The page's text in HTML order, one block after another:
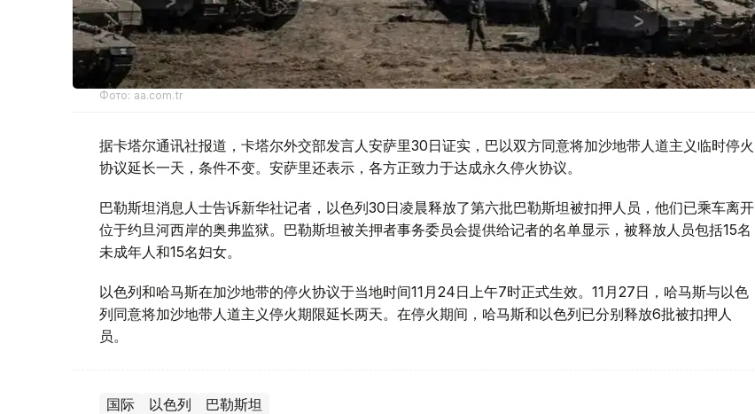
Фото: aa.com.tr
据卡塔尔通讯社报道，卡塔尔外交部发言人安萨里30日证实，巴以双方同意将加沙地带人道主义临时停火
协议延长一天，条件不变。安萨里还表示，各方正致力于达成永久停火协议。
巴勒斯坦消息人士告诉新华社记者，以色列30日凌晨释放了第六批巴勒斯坦被扣押人员，他们已乘车离开
位于约旦河西岸的奥弗监狱。巴勒斯坦被关押者事务委员会提供给记者的名单显示，被释放人员包括15名
未成年人和15名妇女。
以色列和哈马斯在加沙地带的停火协议于当地时间11月24日上午7时正式生效。11月27日，哈马斯与以色
列同意将加沙地带人道主义停火期限延长两天。在停火期间，哈马斯和以色列已分别释放6批被扣押人
员。
国际 以色列 巴勒斯坦